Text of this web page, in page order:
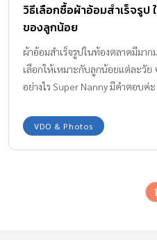
วิธีเลือกซื้อผ้าอ้อมสำเร็จรูป
ของลูกน้อย
ผ้าอ้อมสําเร็จรูปในท้องตลาดมีมา
เลือกให้เหมาะกับลูกน้อยแต่ละวัย
อย่างไร Super Nanny มีคำตอบค่ะ
VDO & Photos
1